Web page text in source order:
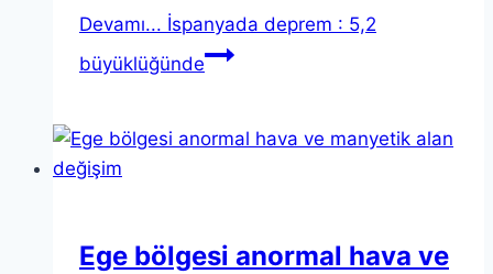
Devamı... İspanyada deprem : 5,2
büyüklüğünde
Ege bölgesi anormal hava ve